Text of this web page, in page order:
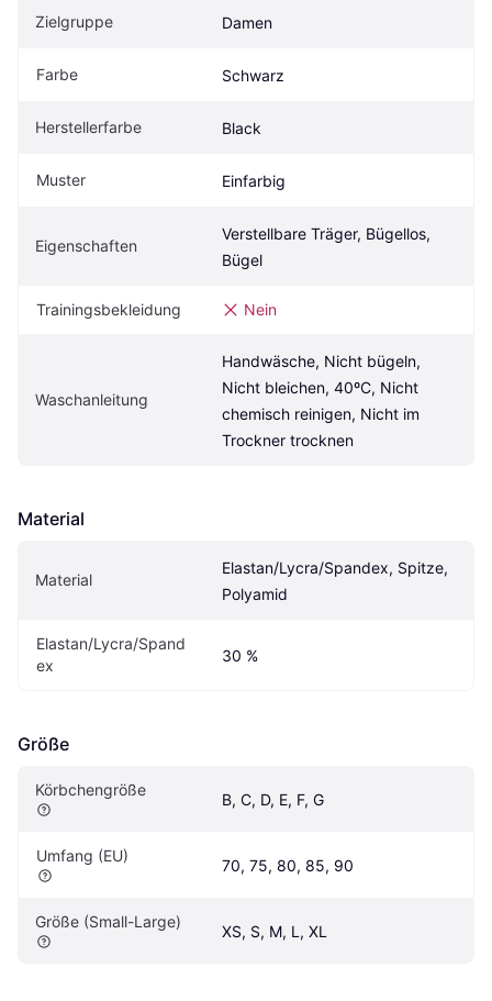
Zielgruppe Damen
Farbe Schwarz
Herstellerfarbe Black
Muster Einfarbig
Eigenschaften
Verstellbare Träger, Bügellos,
Bügel
Trainingsbekleidung Nein
Waschanleitung
Handwäsche, Nicht bügeln,
Nicht bleichen, 40ºC, Nicht
chemisch reinigen, Nicht im
Trockner trocknen
Material
Material
Elastan/Lycra/Spandex, Spitze,
Polyamid
Elastan/Lycra/Spand
ex
30 %
Größe
Körbchengröße
B, C, D, E, F, G
Umfang (EU)
70, 75, 80, 85, 90
Größe (Small-Large)
XS, S, M, L, XL